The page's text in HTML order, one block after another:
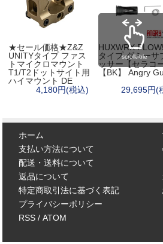
★セール価格★Z&Z
UNITYタイプ ファス
トマイクロマウント
T1/T2ドットサイト用
ハイマウント DE
4,180円(税込)
HUXWRX
タイプ ダミーサ
ッサー【セラコ
【BK】 Angry
29,695円(
scrollable
ホーム
支払い方法について
配送・送料について
返品について
特定商取引法に基づく表記
プライバシーポリシー
RSS/ ATOM